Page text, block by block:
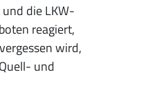
die LKW-
reagiert,
wird,
und